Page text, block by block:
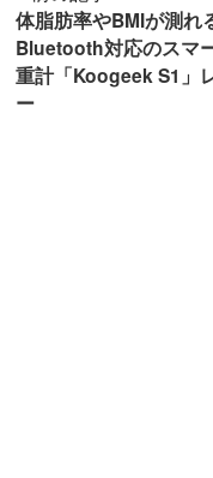
体脂肪率やBMIが測れ
Bluetooth対応のスマ
重計「Koogeek S1」
ー